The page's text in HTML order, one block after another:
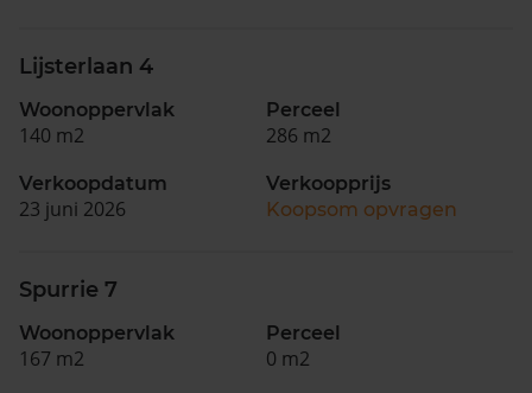
Lijsterlaan 4
Woonoppervlak
140 m2
Perceel
286 m2
Verkoopdatum
23 juni 2026
Verkoopprijs
Koopsom opvragen
Spurrie 7
Woonoppervlak
167 m2
Perceel
0 m2